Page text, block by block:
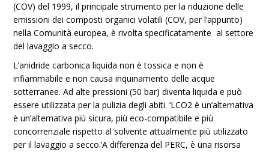
(COV) del 1999, il principale strumento per la riduzione delle
emissioni dei composti organici volatili (COV, per l’appunto)
nella Comunità europea, è rivolta specificatamente al settore
del lavaggio a secco.
L’anidride carbonica liquida non è tossica e non è
infiammabile e non causa inquinamento delle acque
sotterranee. Ad alte pressioni (50 bar) diventa liquida e può
essere utilizzata per la pulizia degli abiti. ‘LCO2 è un’alternativa
è un’alternativa più sicura, più eco-compatibile e più
concorrenziale rispetto al solvente attualmente più utilizzato
per il lavaggio a secco.’A differenza del PERC, è una risorsa